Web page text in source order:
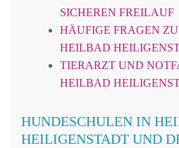
SICHEREN FREILAUF
HÄUFIGE FRAGEN
HEILBAD
TIERARZT UND
HEILBAD
HUNDESCHULEN IN
HEILIGENSTADT UND